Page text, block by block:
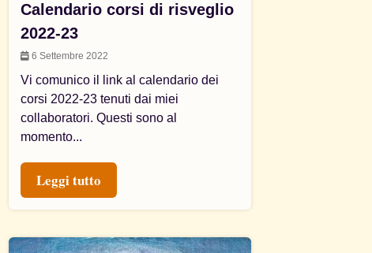
Calendario corsi di risveglio
2022-23
6 Settembre 2022
Vi comunico il link al calendario dei
corsi 2022-23 tenuti dai miei
collaboratori. Questi sono al
momento...
Leggi tutto